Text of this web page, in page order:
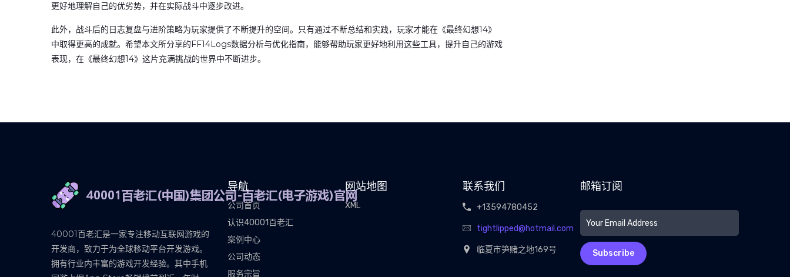
更好地理解自己的优劣势，并在实际战斗中逐步改进。
此外，战斗后的日志复盘与进阶策略为玩家提供了不断提升的空间。只有通过不断总结和实践，玩家才能在《最终幻想14》
中取得更高的成就。希望本文所分享的FF14Logs数据分析与优化指南，能够帮助玩家更好地利用这些工具，提升自己的游戏
表现，在《最终幻想14》这片充满挑战的世界中不断进步。
40001百老汇是一家专注移动互联网游戏的
开发商，致力于为全球移动平台开发游戏。
拥有行业内丰富的游戏开发经验。其中手机
导航
公司首页
认识40001百老汇
案例中心
公司动态
服务宗旨
网站地图
XML
联系我们
+13594780452
tightlipped@hotmail.com
临夏市笋赌之地169号
邮箱订阅
Subscribe